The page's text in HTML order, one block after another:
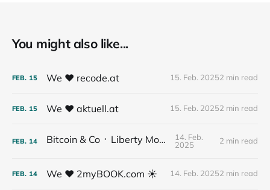
You might also like...
FEB. 15 We ❤️ recode.at 15. Feb. 20252 min read
FEB. 15 We ❤️ aktuell.at 15. Feb. 20252 min read
FEB. 14 Bitcoin & Co ᛫ Liberty Money
14. Feb.
2025
2 min read
FEB. 14 We ❤️ 2myBOOK.com ☀️ 14. Feb. 20252 min read